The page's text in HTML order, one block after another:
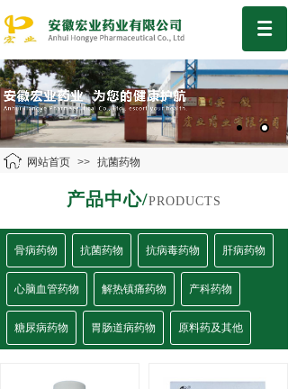
网站首页 >> 抗菌药物
产品中心/PRODUCTS
骨病药物 抗菌药物 抗病毒药物 肝病药物
心脑血管药物 解热镇痛药物 产科药物
糖尿病药物 胃肠道病药物 原料药及其他